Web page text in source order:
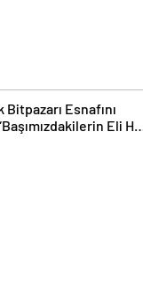
Bitpazarı Esnafını
Eli